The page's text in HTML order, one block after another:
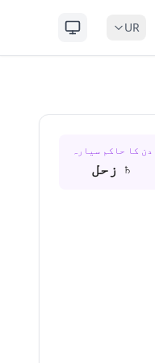
UR
دن کا حاکم سیارہ
♄ زحل